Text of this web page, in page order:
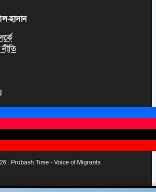
হাসান
: Probash Time - Voice of Migrants